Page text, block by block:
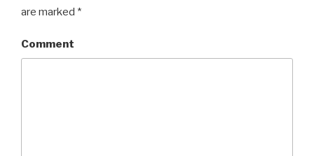
are marked *
Comment